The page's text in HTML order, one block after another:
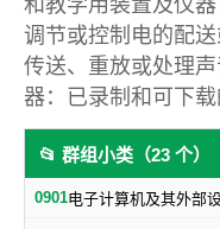
和教学用装置及仪器
调节或控制电的配送
传送、重放或处理
器：已录制和可下
📂 群组小类（23 个）
0901电子计算机及其外部